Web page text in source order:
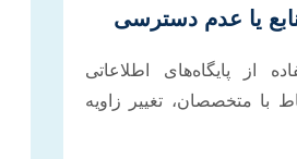
یا عدم دسترسی
از پایگاه‌های اطلاعاتی
با متخصصان، تغییر زاویه